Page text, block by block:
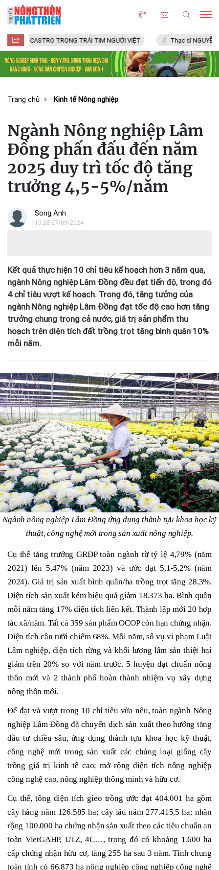
TRONG TRÁI TIM NGƯỜI VIỆT Thạc sĩ NGUYỄN VĂN CHÍ
Trang chủ Kinh tế Nông nghiệp
Ngành Nông nghiệp Lâm
Đồng phấn đấu đến năm
2025 duy trì tốc độ tăng
trưởng 4,5-5%/năm
Song Anh
10:28 27/09/2024
Kết quả thực hiện 10 chỉ tiêu kế hoạch hơn 3 năm qua,
ngành Nông nghiệp Lâm Đồng đều đạt tiến độ, trong đó
4 chỉ tiêu vượt kế hoạch. Trong đó, tăng tưởng của
ngành Nông nghiệp Lâm Đồng đạt tốc độ cao hơn tăng
trưởng chung trong cả nước, giá trị sản phẩm thu
hoạch trên diện tích đất trồng trọt tăng bình quân 10%
mỗi năm.
Ngành nông nghiệp Lâm Đồng ứng dụng thành tựu khoa học kỹ
thuật, công nghệ mới trong sản xuất nông nghiệp.
Cụ thể tăng trưởng GRDP toàn ngành từ tỷ lệ 4,79% (năm
2021) lên 5,47% (năm 2023) và ước đạt 5,1-5,2% (năm
2024). Giá trị sản xuất bình quân/ha trồng trọt tăng 28,3%.
Diện tích sản xuất kém hiệu quả giảm 18.373 ha. Bình quân
mỗi năm tăng 17% diện tích liên kết. Thành lập mới 20 hợp
tác xã/năm. Tất cả 359 sản phẩm OCOP còn hạn chứng nhận.
Diện tích cần tưới chiếm 68%. Mỗi năm, số vụ vi phạm Luật
Lâm nghiệp, diện tích rừng và khối lượng lâm sản thiệt hại
giảm trên 20% so với năm trước. 5 huyện đạt chuẩn nông
thôn mới và 2 thành phố hoàn thành nhiệm vụ xây dựng
nông thôn mới.
Để đạt và vượt trong 10 chỉ tiêu vừa nêu, toàn ngành Nông
nghiệp Lâm Đồng đã chuyển dịch sản xuất theo hướng tăng
đầu tư chiều sâu, ứng dụng thành tựu khoa học kỹ thuật,
công nghệ mới trong sản xuất các chủng loại giống cây
trồng giá trị kinh tế cao; mở rộng diện tích nông nghiệp
công nghệ cao, nông nghiệp thông minh và hữu cơ.
Cụ thể, tổng diện tích gieo trồng ước đạt 404.001 ha gồm
cây hàng năm 126.585 ha; cây lâu năm 277.415,5 ha; nhân
rộng 100.000 ha chứng nhận sản xuất theo các tiêu chuẩn an
toàn VietGAHP, UTZ, 4C…, trong đó có khoảng 1.600 ha
cấp chứng nhận hữu cơ, tăng 255 ha sau 3 năm. Tính chung
toàn tỉnh có 66.873 ha nông nghiệp công nghiệp công nghệ